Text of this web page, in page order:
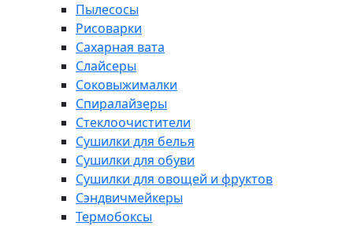
Пылесосы
Рисоварки
Сахарная вата
Слайсеры
Соковыжималки
Спиралайзеры
Стеклоочистители
Сушилки для белья
Сушилки для обуви
Сушилки для овощей и фруктов
Сэндвичмейкеры
Термобоксы